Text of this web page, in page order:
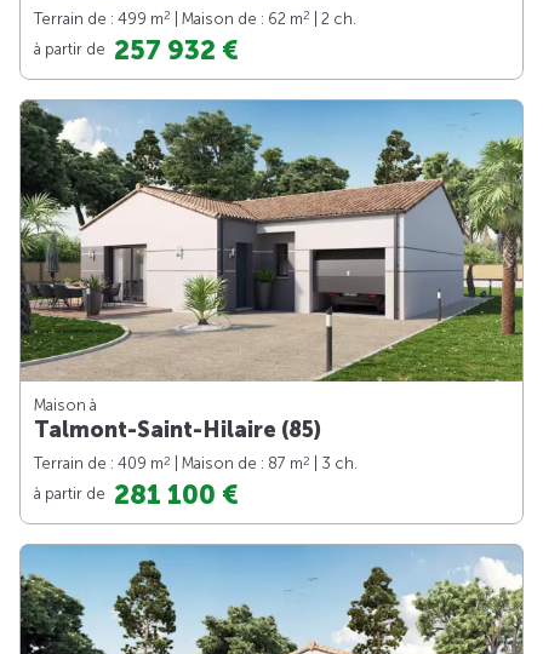
Terrain de : 499 m2 | Maison de : 62 m2
| 2 ch.
à partir de 257 932 €
Maison à
Talmont-Saint-Hilaire (85)
Terrain de : 409 m2 | Maison de : 87 m2
| 3 ch.
à partir de 281 100 €